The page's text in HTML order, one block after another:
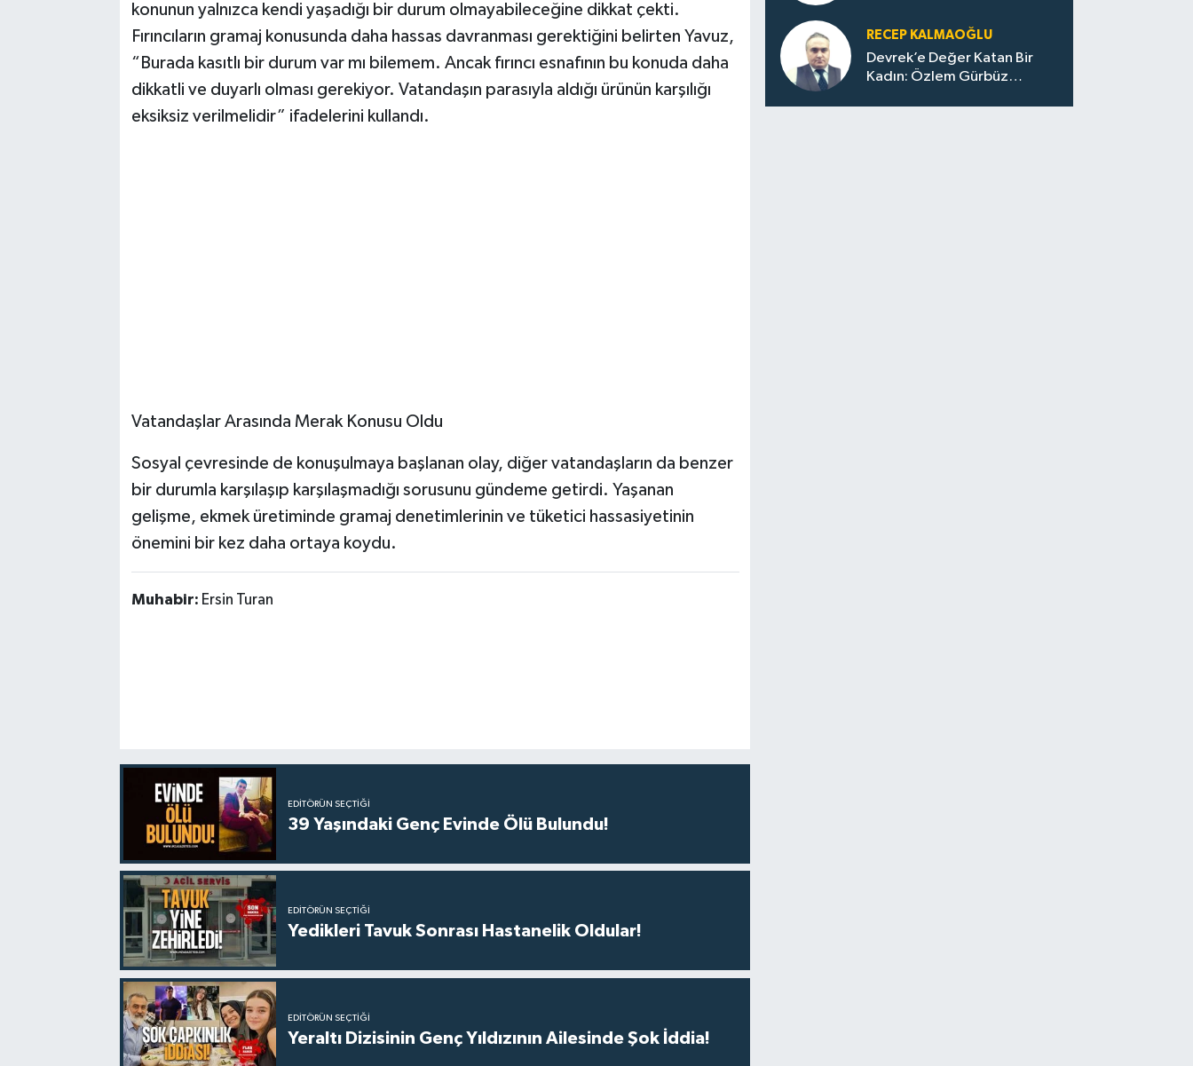
konunun yalnızca kendi yaşadığı bir durum olmayabileceğine dikkat çekti.
Fırıncıların gramaj konusunda daha hassas davranması gerektiğini belirten Yavuz,
“Burada kasıtlı bir durum var mı bilemem. Ancak fırıncı esnafının bu konuda daha
dikkatli ve duyarlı olması gerekiyor. Vatandaşın parasıyla aldığı ürünün karşılığı
eksiksiz verilmelidir” ifadelerini kullandı.
Vatandaşlar Arasında Merak Konusu Oldu
Sosyal çevresinde de konuşulmaya başlanan olay, diğer vatandaşların da benzer
bir durumla karşılaşıp karşılaşmadığı sorusunu gündeme getirdi. Yaşanan
gelişme, ekmek üretiminde gramaj denetimlerinin ve tüketici hassasiyetinin
önemini bir kez daha ortaya koydu.
Muhabir: Ersin Turan
EDITÖRÜN SEÇTIĞI
39 Yaşındaki Genç Evinde Ölü Bulundu!
EDITÖRÜN SEÇTIĞI
Yedikleri Tavuk Sonrası Hastanelik Oldular!
EDITÖRÜN SEÇTIĞI
Yeraltı Dizisinin Genç Yıldızının Ailesinde Şok İddia!
RECEP KALMAOĞLU
Devrek’e Değer Katan Bir
Kadın: Özlem Gürbüz